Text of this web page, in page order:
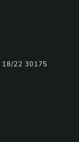
18/22 30175